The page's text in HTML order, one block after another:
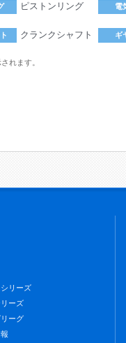
ピストンリング 電
クランクシャフト ギ
れます。
リーズ
ーズ
ーグ